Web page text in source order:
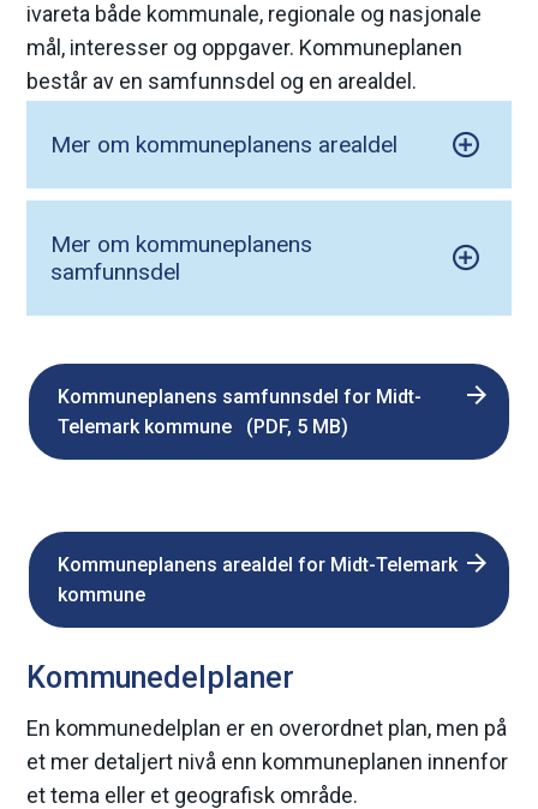
ivareta både kommunale, regionale og nasjonale
mål, interesser og oppgaver. Kommuneplanen
består av en samfunnsdel og en arealdel.
Mer om kommuneplanens arealdel
Mer om kommuneplanens
samfunnsdel
Kommuneplanens samfunnsdel for Midt-
Telemark kommune
(PDF, 5 MB)
Kommuneplanens arealdel for Midt-Telemark
kommune
Kommunedelplaner
En kommunedelplan er en overordnet plan, men på
et mer detaljert nivå enn kommuneplanen innenfor
et tema eller et geografisk område.